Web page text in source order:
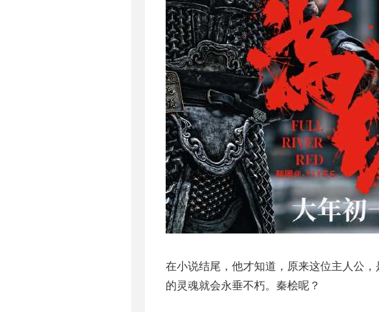
在小说结尾，他才知道，原来这位主人公
的灵魂就会永垂不朽。秦桧呢？